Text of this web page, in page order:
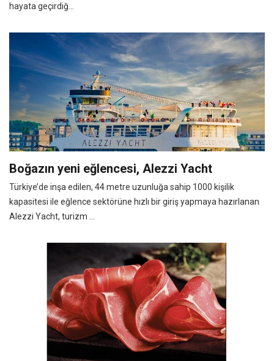
hayata geçirdiğ...
Boğazın yeni eğlencesi, Alezzi Yacht
Türkiye’de inşa edilen, 44 metre uzunluğa sahip 1000 kişilik
kapasitesi ile eğlence sektörüne hızlı bir giriş yapmaya hazırlanan
Alezzi Yacht, turizm ...